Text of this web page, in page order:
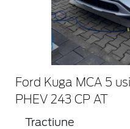
Ford Kuga MCA 5
PHEV 243 CP AT
Tractiune